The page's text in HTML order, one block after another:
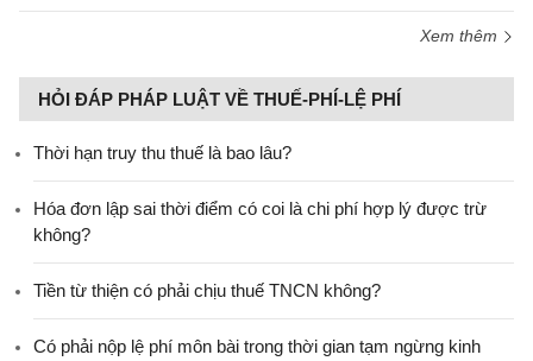
Xem thêm
HỎI ĐÁP PHÁP LUẬT VỀ THUẾ-PHÍ-LỆ PHÍ
Thời hạn truy thu thuế là bao lâu?
Hóa đơn lập sai thời điểm có coi là chi phí hợp lý được trừ
không?
Tiền từ thiện có phải chịu thuế TNCN không?
Có phải nộp lệ phí môn bài trong thời gian tạm ngừng kinh